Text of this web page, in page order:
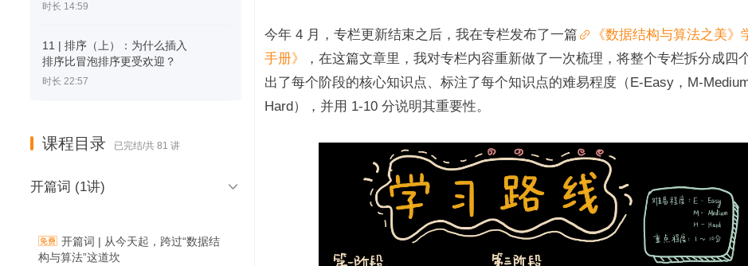
时长 14:59
11 | 排序（上）：为什么插入
排序比冒泡排序更受欢迎？
时长 22:57
课程目录 已完结/共 81 讲
开篇词 (1讲) 
开篇词 | 从今天起，跨过“数据结
构与算法”这道坎
今年 4 月，专栏更新结束之后，我在专栏发布了一篇
《数据结构与算法之美》
手册》
，在这篇文章里，我对专栏内容重新做了一次梳理，将整个专栏拆分成四
出了每个阶段的核心知识点、标注了每个知识点的难易程度（E-Easy，M-
Hard），并用 1-10 分说明其重要性。